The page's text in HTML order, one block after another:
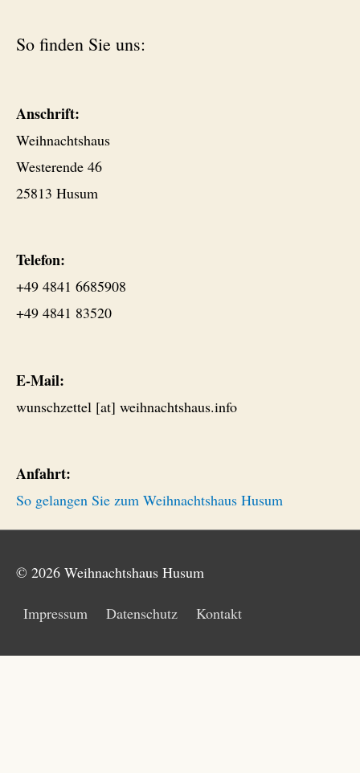
So finden Sie uns:
Anschrift:
Weihnachtshaus
Westerende 46
25813 Husum
Telefon:
+49 4841 6685908
+49 4841 83520
E-Mail:
wunschzettel [at] weihnachtshaus.info
Anfahrt:
So gelangen Sie zum Weihnachtshaus Husum
© 2026 Weihnachtshaus Husum
Impressum Datenschutz Kontakt